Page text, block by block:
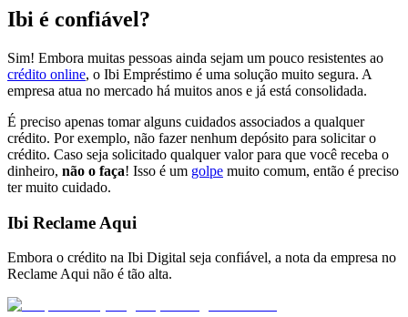
Ibi é confiável?
Sim! Embora muitas pessoas ainda sejam um pouco resistentes ao
crédito online, o Ibi Empréstimo é uma solução muito segura. A
empresa atua no mercado há muitos anos e já está consolidada.
É preciso apenas tomar alguns cuidados associados a qualquer
crédito. Por exemplo, não fazer nenhum depósito para solicitar o
crédito. Caso seja solicitado qualquer valor para que você receba o
dinheiro, não o faça! Isso é um golpe muito comum, então é preciso
ter muito cuidado.
Ibi Reclame Aqui
Embora o crédito na Ibi Digital seja confiável, a nota da empresa no
Reclame Aqui não é tão alta.